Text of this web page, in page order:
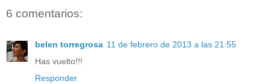
6 comentarios:
belen torregrosa 11 de febrero de 2013 a las 21:55
Has vuelto!!!
Responder